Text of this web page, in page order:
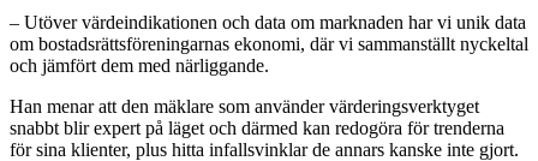
– Utöver värdeindikationen och data om marknaden har vi unik data
om bostadsrättsföreningarnas ekonomi, där vi sammanställt nyckeltal
och jämfört dem med närliggande.
Han menar att den mäklare som använder värderingsverktyget
snabbt blir expert på läget och därmed kan redogöra för trenderna
för sina klienter, plus hitta infallsvinklar de annars kanske inte gjort.